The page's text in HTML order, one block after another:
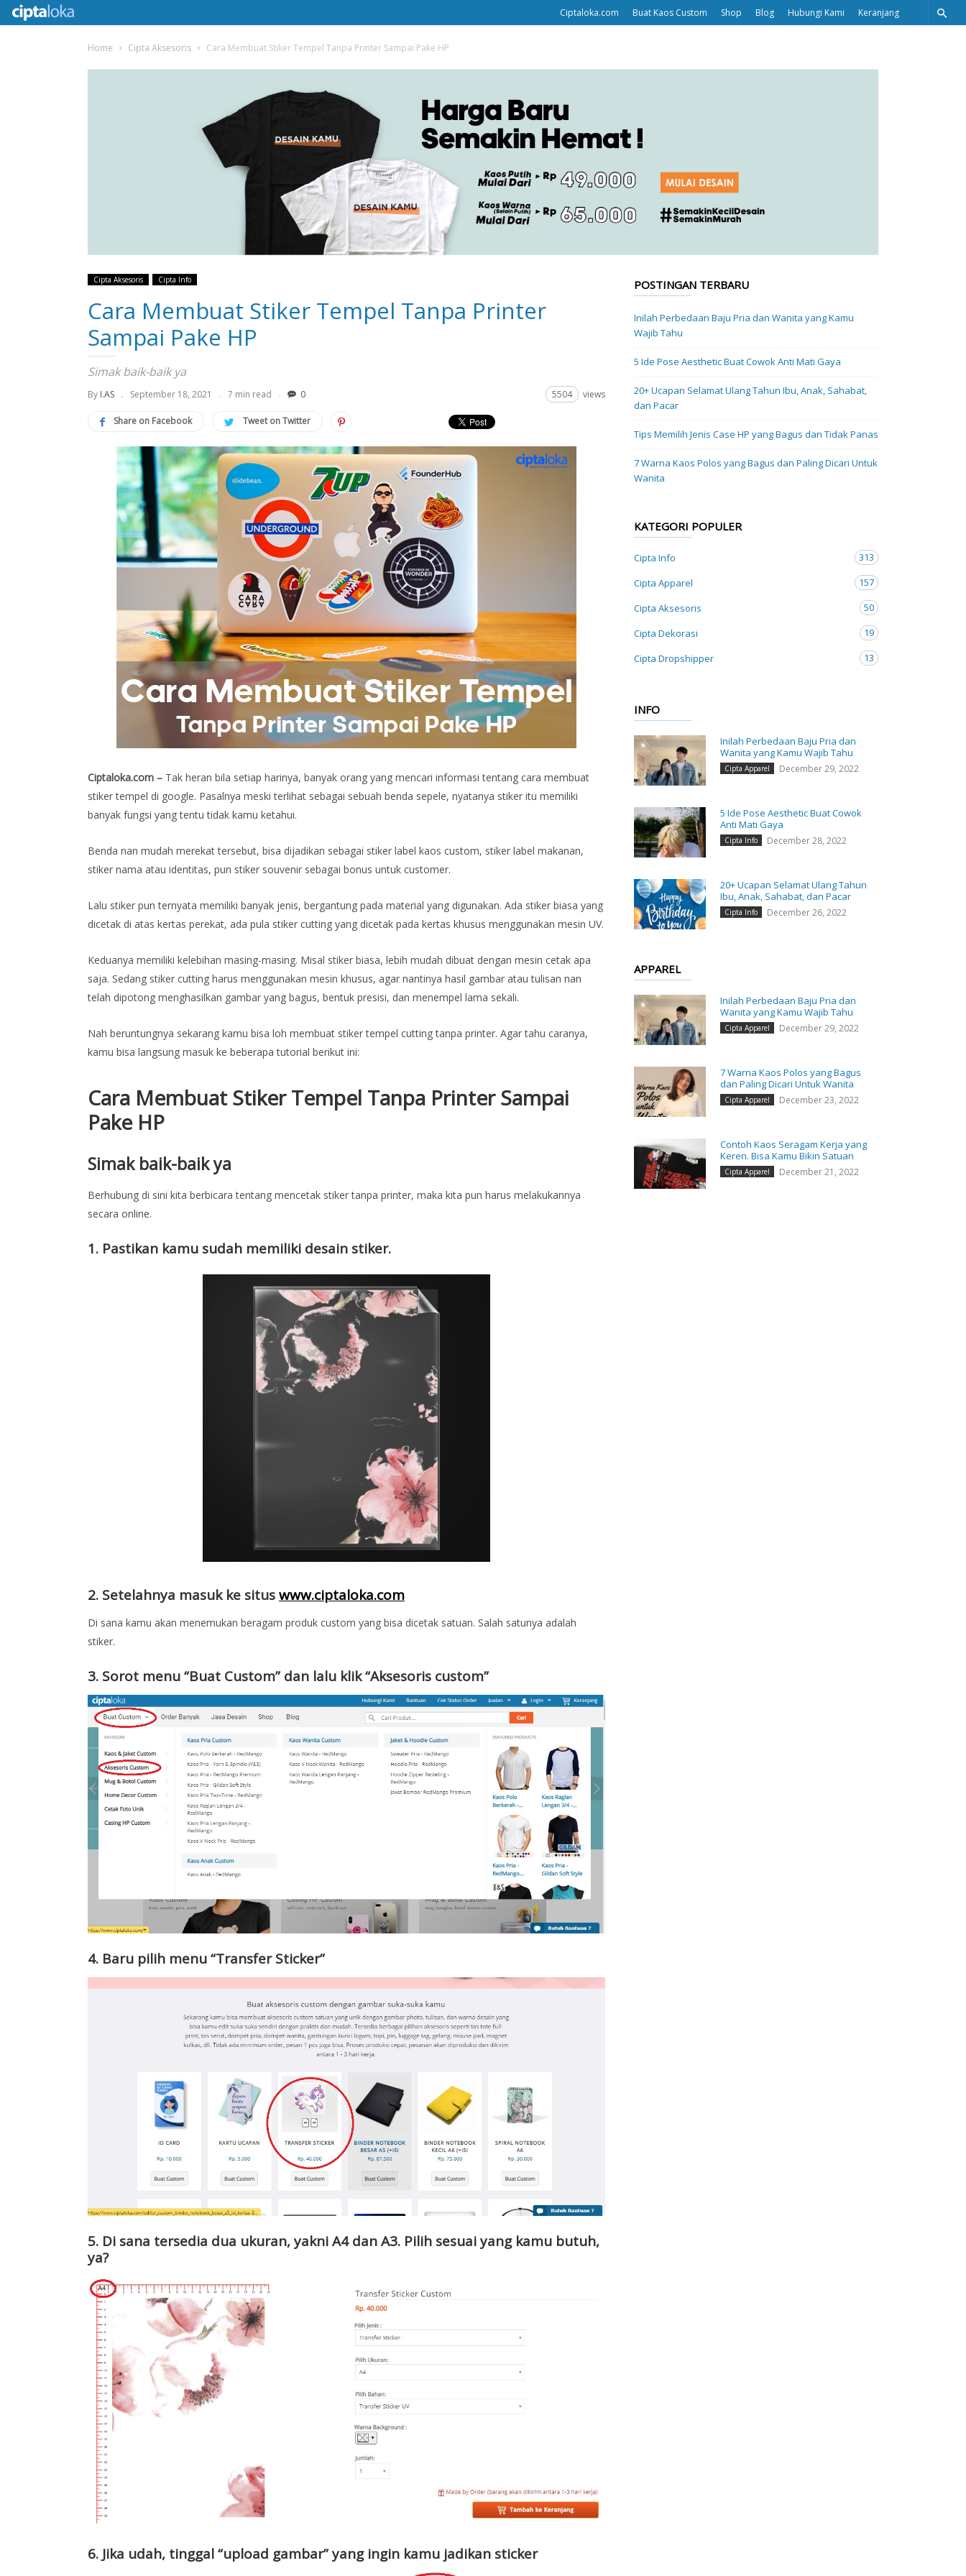
Ciptaloka.com Buat Kaos Custom Shop Blog Hubungi Kami Keranjang
Home Cipta Aksesoris Cara Membuat Stiker Tempel Tanpa Printer Sampai Pake HP
Cipta Aksesoris Cipta Info
Cara Membuat Stiker Tempel Tanpa Printer
Sampai Pake HP
Simak baik-baik ya
By I.AS September 18, 2021 7 min read 0 5504 views
Share on Facebook Tweet on Twitter
Ciptaloka.com – Tak heran bila setiap harinya, banyak orang yang mencari informasi tentang cara membuat
stiker tempel di google. Pasalnya meski terlihat sebagai sebuah benda sepele, nyatanya stiker itu memiliki
banyak fungsi yang tentu tidak kamu ketahui.
Benda nan mudah merekat tersebut, bisa dijadikan sebagai stiker label kaos custom, stiker label makanan,
stiker nama atau identitas, pun stiker souvenir sebagai bonus untuk customer.
Lalu stiker pun ternyata memiliki banyak jenis, bergantung pada material yang digunakan. Ada stiker biasa yang
dicetak di atas kertas perekat, ada pula stiker cutting yang dicetak pada kertas khusus menggunakan mesin UV.
Keduanya memiliki kelebihan masing-masing. Misal stiker biasa, lebih mudah dibuat dengan mesin cetak apa
saja. Sedang stiker cutting harus menggunakan mesin khusus, agar nantinya hasil gambar atau tulisan nan
telah dipotong menghasilkan gambar yang bagus, bentuk presisi, dan menempel lama sekali.
Nah beruntungnya sekarang kamu bisa loh membuat stiker tempel cutting tanpa printer. Agar tahu caranya,
kamu bisa langsung masuk ke beberapa tutorial berikut ini:
Cara Membuat Stiker Tempel Tanpa Printer Sampai
Pake HP
Simak baik-baik ya
Berhubung di sini kita berbicara tentang mencetak stiker tanpa printer, maka kita pun harus melakukannya
secara online.
1. Pastikan kamu sudah memiliki desain stiker.
2. Setelahnya masuk ke situswww.ciptaloka.com
Di sana kamu akan menemukan beragam produk custom yang bisa dicetak satuan. Salah satunya adalah
stiker.
3. Sorot menu “Buat Custom” dan lalu klik “Aksesoris custom”
4. Baru pilih menu “Transfer Sticker”
5. Di sana tersedia dua ukuran, yakni A4 dan A3. Pilih sesuai yang kamu butuh,
ya?
6. Jika udah, tinggal “upload gambar” yang ingin kamu jadikan sticker
POSTINGAN TERBARU
Inilah Perbedaan Baju Pria dan Wanita yang Kamu
Wajib Tahu
5 Ide Pose Aesthetic Buat Cowok Anti Mati Gaya
20+ Ucapan Selamat Ulang Tahun Ibu, Anak, Sahabat,
dan Pacar
Tips Memilih Jenis Case HP yang Bagus dan Tidak Panas
7 Warna Kaos Polos yang Bagus dan Paling Dicari Untuk
Wanita
KATEGORI POPULER
Cipta Info
313
Cipta Apparel
157
Cipta Aksesoris
50
Cipta Dekorasi
19
Cipta Dropshipper
13
INFO
Inilah Perbedaan Baju Pria dan
Wanita yang Kamu Wajib Tahu
Cipta Apparel December 29, 2022
5 Ide Pose Aesthetic Buat Cowok
Anti Mati Gaya
Cipta Info December 28, 2022
20+ Ucapan Selamat Ulang Tahun
Ibu, Anak, Sahabat, dan Pacar
Cipta Info December 26, 2022
APPAREL
Inilah Perbedaan Baju Pria dan
Wanita yang Kamu Wajib Tahu
Cipta Apparel December 29, 2022
7 Warna Kaos Polos yang Bagus
dan Paling Dicari Untuk Wanita
Cipta Apparel December 23, 2022
Contoh Kaos Seragam Kerja yang
Keren. Bisa Kamu Bikin Satuan
Cipta Apparel December 21, 2022